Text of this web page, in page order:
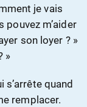
je vais
pouvez m’aider
son loyer ? »
»
quand
remplacer.